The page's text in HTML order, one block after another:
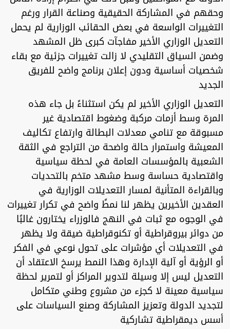
وحقهم في المشاركة الحقيقية وصناعة القرار ورغم
التغييرات الواسعة في بعض الحقائب الوزارية لم يحمل
التعديل الوزاري الأخير مفاجآت كبرى ظل المشهد
وضمن السياق التقليدي لا زالت تغييرات جزئية مع بقاء
شخصيات أساسية ودون إعلان برنامج واضح للفريق
الجديد
التعديل الوزاري الأخير لم يكن استثناءً بل جاء هذه
المرة وسط أزمات مركبة وضغوط اقتصادية غير
مسبوقة مع تنامي معدلات البطالة وارتفاع تكاليف
المعيشة واستمرار حالة واضحة من التراجع في الثقة
الشعبية بالمؤسسات العامة في لحظة سياسية
واقتصادية حساسة وسط مشهد متخم بالتحديات
وبالقراءة المتأنية لمسار التعديلات الوزارية في
العقدين الأخيرين يظهر لنا نمطً واضح في تكرار تغييرات
في الوجوه مع ثبات في النهج فالوزراء يختارون غالبًا
من دوائر بيروقراطية أو تكنوقراطية ضيقة ولا يظهر
في التعديلات أي مؤشرات على تحول نوعي في الفكر
أو الرؤية أو آلية الإدارة وهذا النمط يرسخ الاعتقاد أن
التعديل ليس إلا وسيلة لتدوير المراكز أو لتمرير لحظة
سياسية معينة لا كجزء من مشروع وطني متكامل
لتجديد الدولة وتعزيز المشاركة وصنع السياسات على
أسس ديمقراطية تشاركية